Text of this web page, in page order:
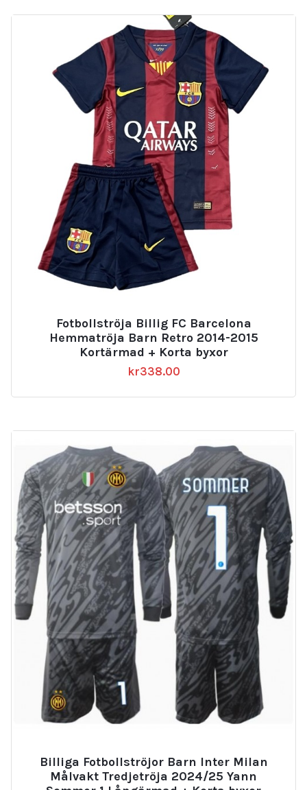
Fotbollströja Billig FC Barcelona
Hemmatröja Barn Retro 2014-2015
Kortärmad + Korta byxor
kr338.00
Billiga Fotbollströjor Barn Inter Milan
Målvakt Tredjetröja 2024/25 Yann